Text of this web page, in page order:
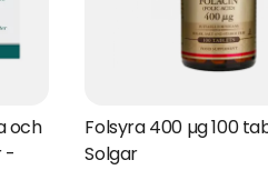
och
-
Folsyra 400 µg 100
Solgar